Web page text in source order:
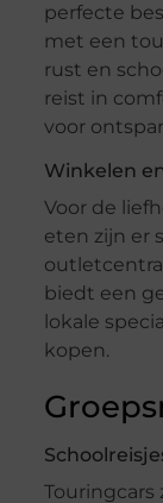
perfecte
met een
rust en
reist in
voor
Winkelen
Voor de
eten zijn er
biedt een
lokale
kopen.
Touringcars